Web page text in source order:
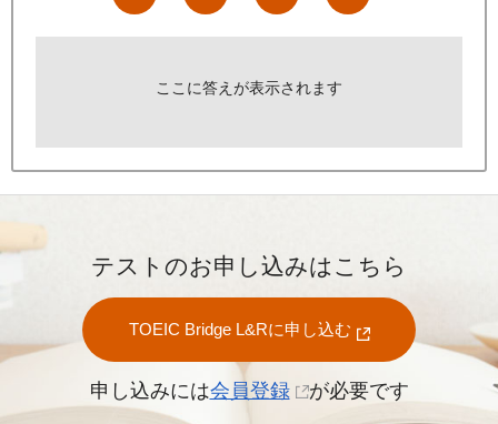
ここに答えが表示されます
テストのお申し込みはこちら
TOEIC Bridge L&Rに申し込む
申し込みには会員登録 が必要です